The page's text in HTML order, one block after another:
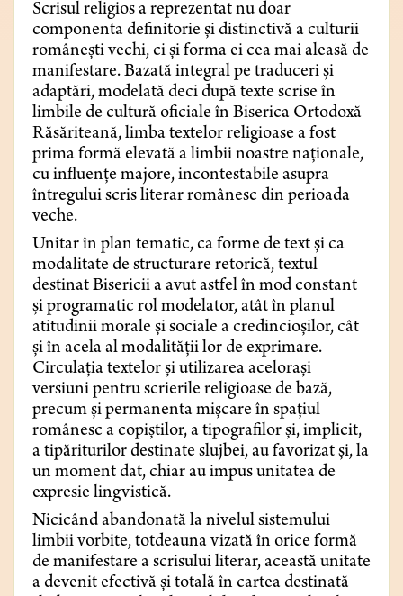
Scrisul religios a reprezentat nu doar
componenta definitorie și distinctivă a culturii
românești vechi, ci și forma ei cea mai aleasă de
manifestare. Bazată integral pe traduceri și
adaptări, modelată deci după texte scrise în
limbile de cultură oficiale în Biserica Ortodoxă
Răsăriteană, limba textelor religioase a fost
prima formă elevată a limbii noastre naționale,
cu influențe majore, incontestabile asupra
întregului scris literar românesc din perioada
veche.
Unitar în plan tematic, ca forme de text și ca
modalitate de structurare retorică, textul
destinat Bisericii a avut astfel în mod constant
și programatic rol modelator, atât în planul
atitudinii morale și sociale a credincioșilor, cât
și în acela al modalității lor de exprimare.
Circulația textelor și utilizarea acelorași
versiuni pentru scrierile religioase de bază,
precum și permanenta mișcare în spațiul
românesc a copiștilor, a tipografilor și, implicit,
a tipăriturilor destinate slujbei, au favorizat și, la
un moment dat, chiar au impus unitatea de
expresie lingvistică.
Nicicând abandonată la nivelul sistemului
limbii vorbite, totdeauna vizată în orice formă
de manifestare a scrisului literar, această unitate
a devenit efectivă și totală în cartea destinată